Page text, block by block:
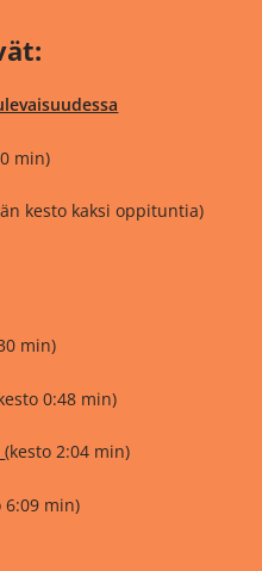
min)
kesto kaksi oppituntia)
min)
0:48 min)
(kesto 2:04 min)
6:09 min)